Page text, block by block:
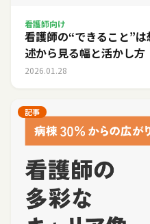
看護師向け
看護師の“できること”
述から見る幅と活かし方
2026.01.28
記事